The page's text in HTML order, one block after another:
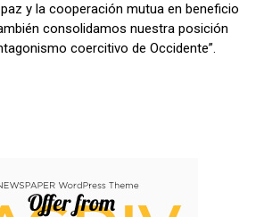
y la cooperación mutua en beneficio
consolidamos nuestra posición
coercitivo de Occidente”.